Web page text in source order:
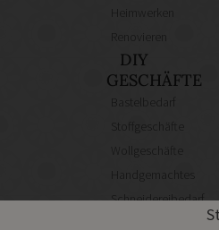
Heimwerken
DIY
GESCHÄFTE
Bastelbedarf
Stoffgeschäfte
Wollgeschäfte
Handgemachtes
Schneidereibedarf
Handarbeitszubehör